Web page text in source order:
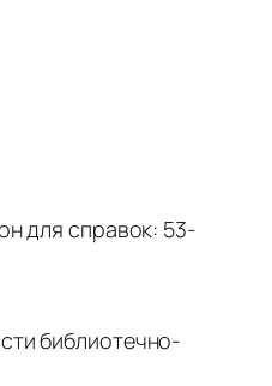
для справок: 53-
библиотечно-